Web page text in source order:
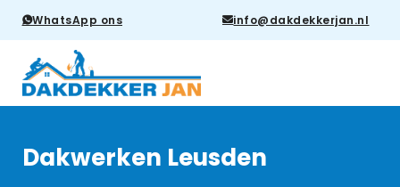
WhatsApp ons info@dakdekkerjan.nl
Dakwerken Leusden